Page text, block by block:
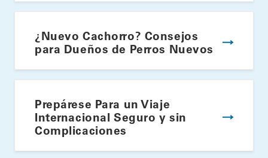
¿Nuevo Cachorro? Consejos
para Dueños de Perros Nuevos
Prepárese Para un Viaje
Internacional Seguro y sin
Complicaciones